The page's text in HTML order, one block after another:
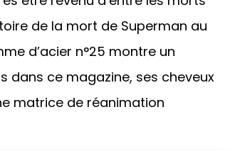
de la mort de Superman au
d’acier n°25 montre un
dans ce magazine, ses cheveux
matrice de réanimation